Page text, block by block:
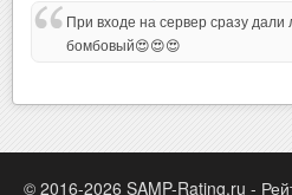
При входе на сервер сразу дали
бомбовый😍😍😍
© 2016-2026 SAMP-Rating.ru -